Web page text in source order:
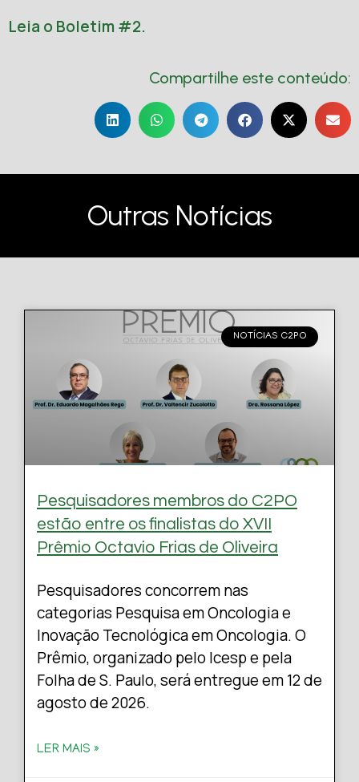
Leia o Boletim #2.
Compartilhe este conteúdo:
Outras Notícias
NOTÍCIAS C2PO
Pesquisadores membros do C2PO
estão entre os finalistas do XVII
Prêmio Octavio Frias de Oliveira
Pesquisadores concorrem nas
categorias Pesquisa em Oncologia e
Inovação Tecnológica em Oncologia. O
Prêmio, organizado pelo Icesp e pela
Folha de S. Paulo, será entregue em 12 de
agosto de 2026.
LER MAIS »